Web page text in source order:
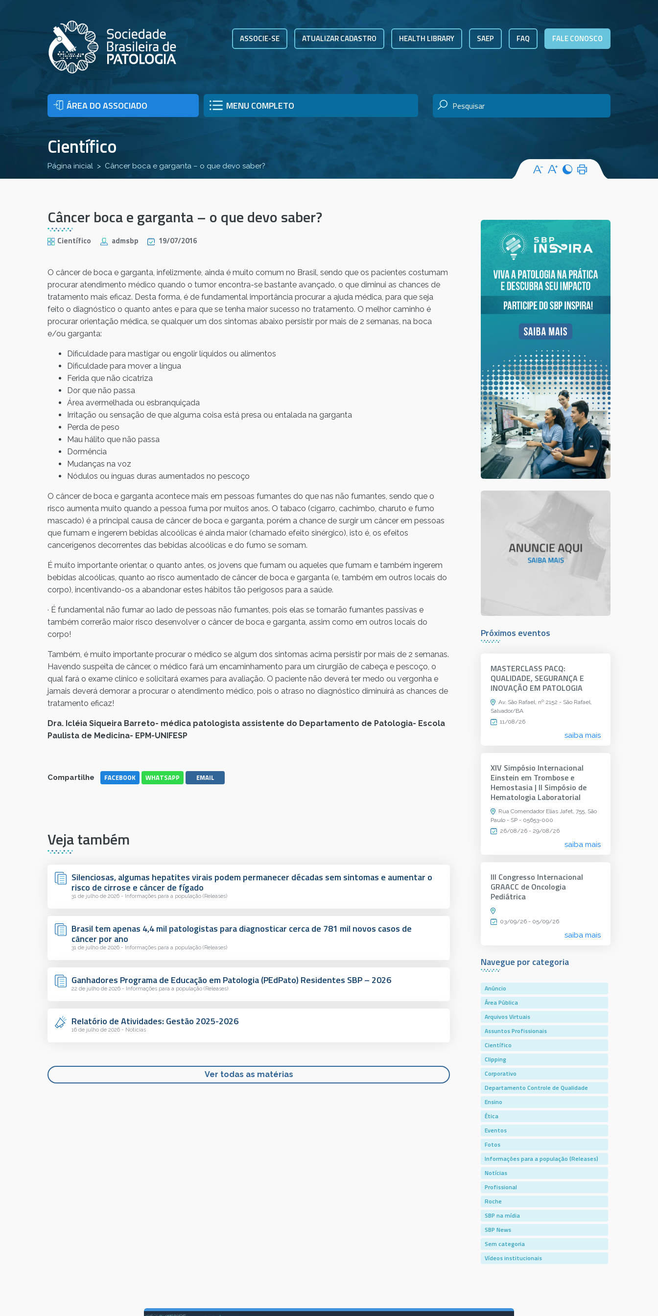
ASSOCIE-SE ATUALIZAR CADASTRO HEALTH LIBRARY SAEP FAQ FALE CONOSCO
ÁREA DO ASSOCIADO MENU COMPLETO
Científico
Página inicial Câncer boca e garganta – o que devo saber?
Câncer boca e garganta – o que devo saber?
Científico admsbp 19/07/2016
O câncer de boca e garganta, infelizmente, ainda é muito comum no Brasil, sendo que os pacientes costumam
procurar atendimento médico quando o tumor encontra-se bastante avançado, o que diminui as chances de
tratamento mais eficaz. Desta forma, é de fundamental importância procurar a ajuda médica, para que seja
feito o diagnóstico o quanto antes e para que se tenha maior sucesso no tratamento. O melhor caminho é
procurar orientação médica, se qualquer um dos sintomas abaixo persistir por mais de 2 semanas, na boca
e/ou garganta:
Dificuldade para mastigar ou engolir líquidos ou alimentos
Dificuldade para mover a língua
Ferida que não cicatriza
Dor que não passa
Área avermelhada ou esbranquiçada
Irritação ou sensação de que alguma coisa está presa ou entalada na garganta
Perda de peso
Mau hálito que não passa
Dormência
Mudanças na voz
Nódulos ou ínguas duras aumentados no pescoço
O câncer de boca e garganta acontece mais em pessoas fumantes do que nas não fumantes, sendo que o
risco aumenta muito quando a pessoa fuma por muitos anos. O tabaco (cigarro, cachimbo, charuto e fumo
mascado) é a principal causa de câncer de boca e garganta, porém a chance de surgir um câncer em pessoas
que fumam e ingerem bebidas alcoólicas é ainda maior (chamado efeito sinérgico), isto é, os efeitos
cancerígenos decorrentes das bebidas alcoólicas e do fumo se somam.
É muito importante orientar, o quanto antes, os jovens que fumam ou aqueles que fumam e também ingerem
bebidas alcoólicas, quanto ao risco aumentado de câncer de boca e garganta (e, também em outros locais do
corpo), incentivando-os a abandonar estes hábitos tão perigosos para a saúde.
· É fundamental não fumar ao lado de pessoas não fumantes, pois elas se tornarão fumantes passivas e
também correrão maior risco desenvolver o câncer de boca e garganta, assim como em outros locais do
corpo!
Também, é muito importante procurar o médico se algum dos sintomas acima persistir por mais de 2 semanas.
Havendo suspeita de câncer, o médico fará um encaminhamento para um cirurgião de cabeça e pescoço, o
qual fará o exame clínico e solicitará exames para avaliação. O paciente não deverá ter medo ou vergonha e
jamais deverá demorar a procurar o atendimento médico, pois o atraso no diagnóstico diminuirá as chances de
tratamento eficaz!
Dra. Icléia Siqueira Barreto- médica patologista assistente do Departamento de Patologia- Escola
Paulista de Medicina- EPM-UNIFESP
Compartilhe FACEBOOK WHATSAPP EMAIL
Veja também
Silenciosas, algumas hepatites virais podem permanecer décadas sem sintomas e aumentar o
risco de cirrose e câncer de fígado
31 de julho de 2026 - Informações para a população (Releases)
Brasil tem apenas 4,4 mil patologistas para diagnosticar cerca de 781 mil novos casos de
câncer por ano
31 de julho de 2026 - Informações para a população (Releases)
Ganhadores Programa de Educação em Patologia (PEdPato) Residentes SBP – 2026
22 de julho de 2026 - Informações para a população (Releases)
Relatório de Atividades: Gestão 2025-2026
16 de julho de 2026 - Notícias
Ver todas as matérias
Navegue por categoria
Anúncio
Área Pública
Arquivos Virtuais
Assuntos Profissionais
Científico
Clipping
Corporativo
Departamento Controle de Qualidade
Ensino
Ética
Eventos
Fotos
Informações para a população (Releases)
Notícias
Profissional
Roche
SBP na mídia
SBP News
Sem categoria
Vídeos institucionais
Próximos eventos
MASTERCLASS PACQ:
QUALIDADE, SEGURANÇA E
INOVAÇÃO EM PATOLOGIA
Av. São Rafael, nº 2152 - São Rafael,
Salvador/BA
11/08/26
saiba mais
XIV Simpósio Internacional
Einstein em Trombose e
Hemostasia | II Simpósio de
Hematologia Laboratorial
Rua Comendador Elias Jafet, 755, São
Paulo - SP - 05653-000
26/08/26 - 29/08/26
saiba mais
III Congresso Internacional
GRAACC de Oncologia
Pediátrica
03/09/26 - 05/09/26
saiba mais